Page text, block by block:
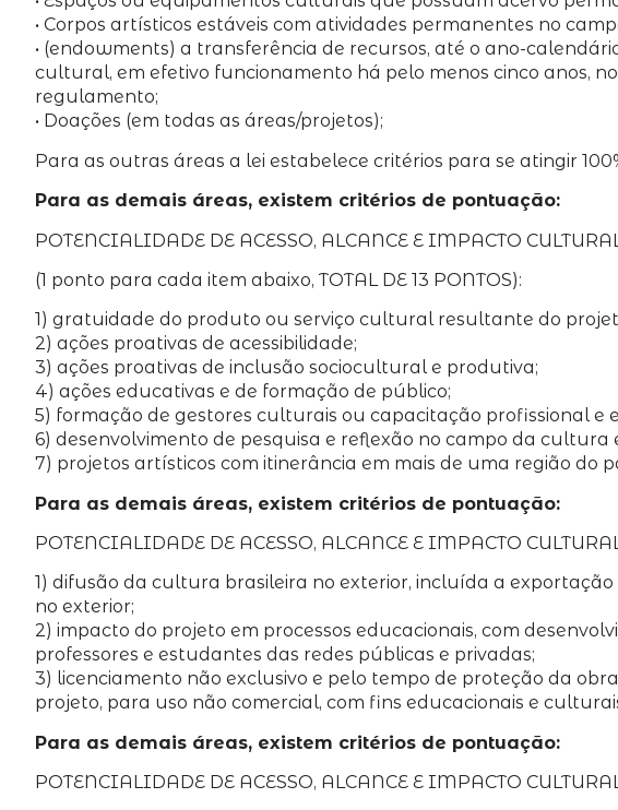
• Corpos artísticos estáveis com atividades permanentes no
• (endowments) a transferência de recursos, até o ano-
cultural, em efetivo funcionamento há pelo menos cinco anos,
regulamento;
• Doações (em todas as áreas/projetos);
Para as outras áreas a lei estabelece critérios para se atingir
Para as demais áreas, existem critérios de pontuação:
POTENCIALIDADE DE ACESSO, ALCANCE E IMPACTO CULTURAL
(1 ponto para cada item abaixo, TOTAL DE 13 PONTOS):
1) gratuidade do produto ou serviço cultural resultante do
2) ações proativas de acessibilidade;
3) ações proativas de inclusão sociocultural e produtiva;
4) ações educativas e de formação de público;
5) formação de gestores culturais ou capacitação profissional
6) desenvolvimento de pesquisa e reflexão no campo da cultura
7) projetos artísticos com itinerância em mais de uma região do
Para as demais áreas, existem critérios de pontuação:
POTENCIALIDADE DE ACESSO, ALCANCE E IMPACTO
1) difusão da cultura brasileira no exterior, incluída a
no exterior;
2) impacto do projeto em processos educacionais, com
professores e estudantes das redes públicas e privadas;
3) licenciamento não exclusivo e pelo tempo de proteção da
projeto, para uso não comercial, com fins educacionais e
Para as demais áreas, existem critérios de pontuação:
POTENCIALIDADE DE ACESSO, ALCANCE E IMPACTO